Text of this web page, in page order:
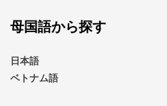
母国語から探す
日本語
ベトナム語